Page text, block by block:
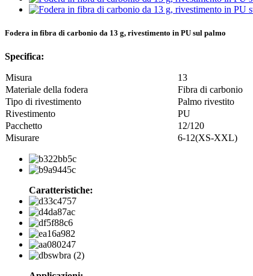
Fodera in fibra di carbonio da 13 g, rivestimento in PU sul palmo
Specifica:
Misura
13
Materiale della fodera
Fibra di carbonio
Tipo di rivestimento
Palmo rivestito
Rivestimento
PU
Pacchetto
12/120
Misurare
6-12(XS-XXL)
Caratteristiche: